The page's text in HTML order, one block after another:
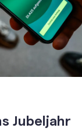
Jubeljahr